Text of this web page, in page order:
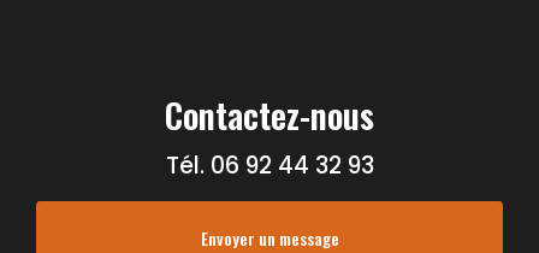
Contactez-nous
Tél. 06 92 44 32 93
Envoyer un message